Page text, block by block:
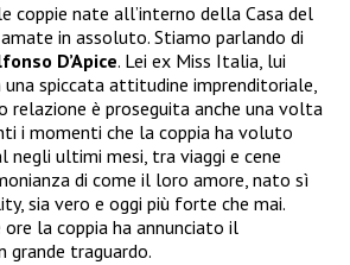
coppie nate all’interno della Casa del
in assoluto. Stiamo parlando di
D’Apice. Lei ex Miss Italia, lui
spiccata attitudine imprenditoriale,
è proseguita anche una volta
i momenti che la coppia ha voluto
negli ultimi mesi, tra viaggi e cene
di come il loro amore, nato sì
sia vero e oggi più forte che mai.
la coppia ha annunciato il
grande traguardo.